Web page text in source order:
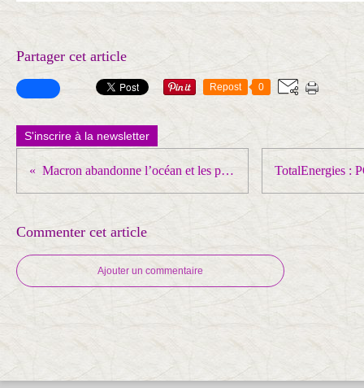
Partager cet article
Repost 0
S'inscrire à la newsletter
Macron abandonne l’océan et les pêcheurs français au profit de la pêche industrielle destructrice
Commenter cet article
Ajouter un commentaire